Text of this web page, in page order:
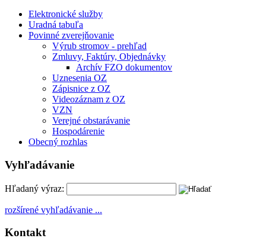
Elektronické služby
Uradná tabuľa
Povinné zverejňovanie
Výrub stromov - prehľad
Zmluvy, Faktúry, Objednávky
Archív FZO dokumentov
Uznesenia OZ
Zápisnice z OZ
Videozáznam z OZ
VZN
Verejné obstarávanie
Hospodárenie
Obecný rozhlas
Vyhľadávanie
Hľadaný výraz:
rozšírené vyhľadávanie ...
Kontakt